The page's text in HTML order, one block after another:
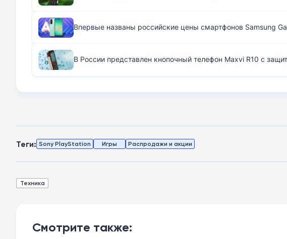
Впервые названы российские цены смартфонов Samsung
В России представлен кнопочный телефон Maxvi R10 с
Теги: Sony PlayStation Игры Распродажи и акции
Техника
Смотрите также: